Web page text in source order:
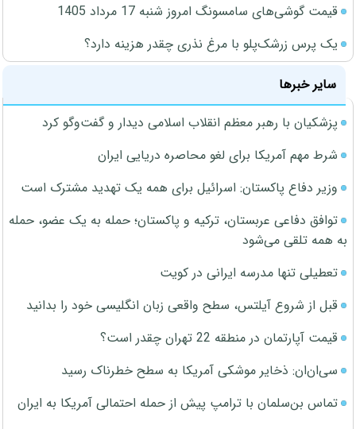
قیمت گوشی‌های سامسونگ امروز شنبه 17 مرداد 1405
یک پرس زرشک‌پلو با مرغ نذری چقدر هزینه دارد؟
سایر خبرها
پزشکیان با رهبر معظم انقلاب اسلامی دیدار و گفت‌وگو کرد
شرط مهم آمریکا برای لغو محاصره دریایی ایران
وزیر دفاع پاکستان: اسرائیل برای همه یک تهدید مشترک است
توافق دفاعی عربستان، ترکیه و پاکستان؛ حمله به یک عضو، حمله
به همه تلقی می‌شود
تعطیلی تنها مدرسه ایرانی در کویت
قبل از شروع آیلتس، سطح واقعی زبان انگلیسی خود را بدانید
قیمت آپارتمان در منطقه 22 تهران چقدر است؟
سی‌ان‌ان: ذخایر موشکی آمریکا به سطح خطرناک رسید
تماس بن‌سلمان با ترامپ پیش از حمله احتمالی آمریکا به ایران